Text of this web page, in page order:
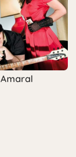
Amaral